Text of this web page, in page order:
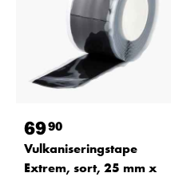
6990
Vulkaniseringstape
Extrem, sort, 25 mm x